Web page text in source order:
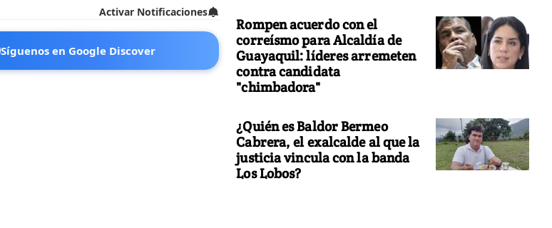
Activar Notificaciones
Síguenos en Google Discover
Rompen acuerdo con el
correísmo para Alcaldía de
Guayaquil: líderes arremeten
contra candidata
"chimbadora"
¿Quién es Baldor Bermeo
Cabrera, el exalcalde al que la
justicia vincula con la banda
Los Lobos?